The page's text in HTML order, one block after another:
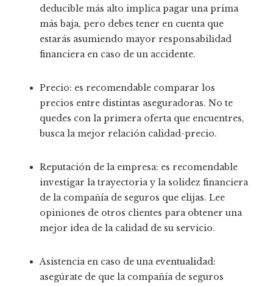
deducible más alto implica pagar una prima
más baja, pero debes tener en cuenta que
estarás asumiendo mayor responsabilidad
financiera en caso de un accidente.
Precio: es recomendable comparar los
precios entre distintas aseguradoras. No te
quedes con la primera oferta que encuentres,
busca la mejor relación calidad-precio.
Reputación de la empresa: es recomendable
investigar la trayectoria y la solidez financiera
de la compañía de seguros que elijas. Lee
opiniones de otros clientes para obtener una
mejor idea de la calidad de su servicio.
Asistencia en caso de una eventualidad:
asegúrate de que la compañía de seguros